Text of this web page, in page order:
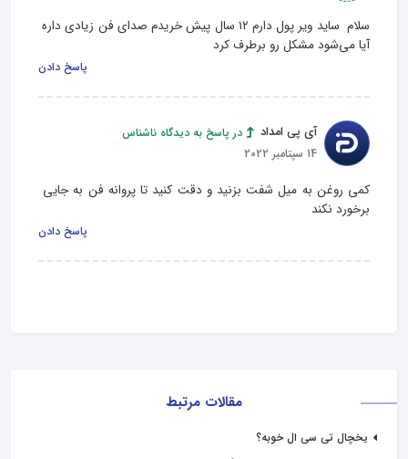
مقالات مرتبط
یخچال تی سی ال خوبه؟
سلام  ساید ویر پول دارم ۱۲ سال پیش خریدم صدای فن زیادی داره
آیا می‌شود مشکل رو برطرف کرد
پاسخ دادن
آی پی امداد
در پاسخ به دیدگاه ناشناس
14 سپتامبر 2022
کمی روغن به میل شفت بزنید و دقت کنید تا پروانه فن به جایی
برخورد نکند
پاسخ دادن